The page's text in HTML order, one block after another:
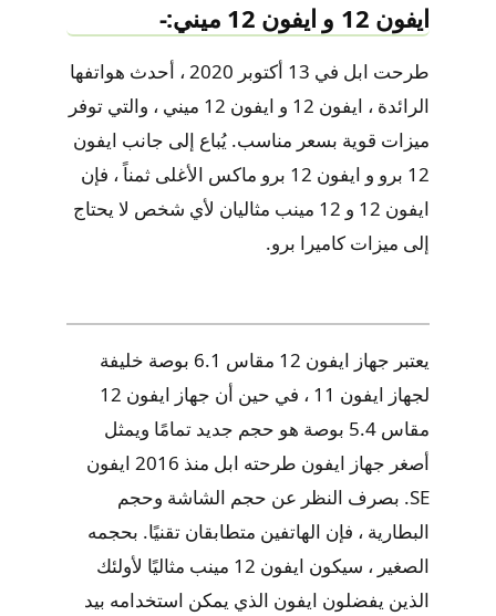
ايفون 12 و ايفون 12 ميني:-
طرحت ابل في 13 أكتوبر 2020 ، أحدث هواتفها
الرائدة ، ايفون 12 و ايفون 12 ميني ، والتي توفر
ميزات قوية بسعر مناسب. يُباع إلى جانب ايفون
12 برو و ايفون 12 برو ماكس الأغلى ثمناً ، فإن
ايفون 12 و 12 مينب مثاليان لأي شخص لا يحتاج
إلى ميزات كاميرا برو.
يعتبر جهاز ايفون 12 مقاس 6.1 بوصة خليفة
لجهاز ايفون 11 ، في حين أن جهاز ايفون 12
مقاس 5.4 بوصة هو حجم جديد تمامًا ويمثل
أصغر جهاز ايفون طرحته ابل منذ 2016 ايفون
SE. بصرف النظر عن حجم الشاشة وحجم
البطارية ، فإن الهاتفين متطابقان تقنيًا. بحجمه
الصغير ، سيكون ايفون 12 مينب مثاليًا لأولئك
الذين يفضلون ايفون الذي يمكن استخدامه بيد